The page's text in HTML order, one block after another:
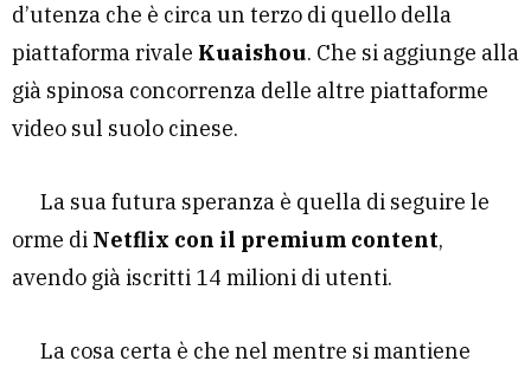
d’utenza che è circa un terzo di quello della
piattaforma rivale Kuaishou. Che si aggiunge alla
già spinosa concorrenza delle altre piattaforme
video sul suolo cinese.
La sua futura speranza è quella di seguire le
orme di Netflix con il premium content,
avendo già iscritti 14 milioni di utenti.
La cosa certa è che nel mentre si mantiene